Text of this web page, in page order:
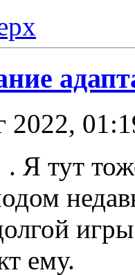
2022,
. Я тут
ему.